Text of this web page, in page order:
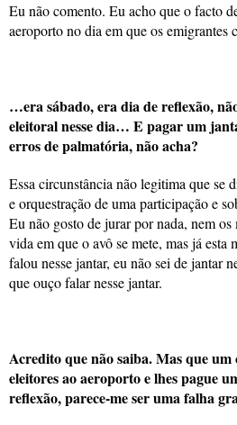
Eu não comento. Eu acho que o facto
aeroporto no dia em que os emigrantes
…era sábado, era dia de reflexão,
eleitoral nesse dia… E pagar um
erros de palmatória, não acha?
Essa circunstância não legitima que se
e orquestração de uma participação e
Eu não gosto de jurar por nada, nem os
vida em que o avô se mete, mas já esta
falou nesse jantar, eu não sei de jantar
que ouço falar nesse jantar.
Acredito que não saiba. Mas que
eleitores ao aeroporto e lhes pague
reflexão, parece-me ser uma falha